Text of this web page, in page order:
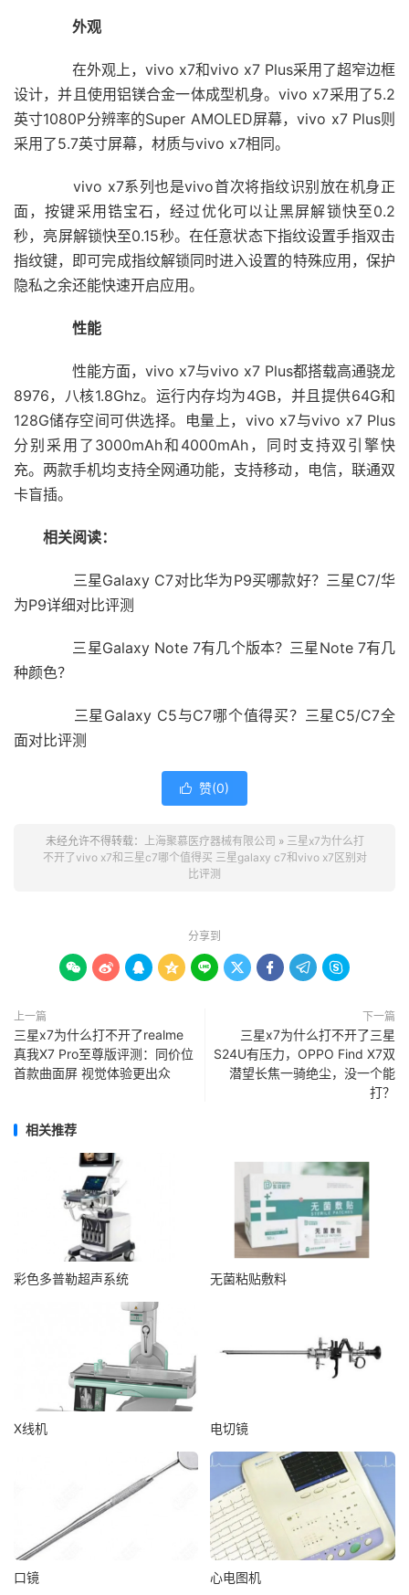
外观
在外观上，vivo x7和vivo x7 Plus采用了超窄边框
设计，并且使用铝镁合金一体成型机身。vivo x7采用了5.2
英寸1080P分辨率的Super AMOLED屏幕，vivo x7 Plus则
采用了5.7英寸屏幕，材质与vivo x7相同。
vivo x7系列也是vivo首次将指纹识别放在机身正
面，按键采用锆宝石，经过优化可以让黑屏解锁快至0.2
秒，亮屏解锁快至0.15秒。在任意状态下指纹设置手指双击
指纹键，即可完成指纹解锁同时进入设置的特殊应用，保护
隐私之余还能快速开启应用。
性能
性能方面，vivo x7与vivo x7 Plus都搭载高通骁龙
8976，八核1.8Ghz。运行内存均为4GB，并且提供64G和
128G储存空间可供选择。电量上，vivo x7与vivo x7 Plus
分别采用了3000mAh和4000mAh，同时支持双引擎快
充。两款手机均支持全网通功能，支持移动，电信，联通双
卡盲插。
相关阅读：
三星Galaxy C7对比华为P9买哪款好？三星C7/华
为P9详细对比评测
三星Galaxy Note 7有几个版本？三星Note 7有几
种颜色？
三星Galaxy C5与C7哪个值得买？三星C5/C7全
面对比评测
 赞(0)
未经允许不得转载： 上海聚慕医疗器械有限公司 » 三星x7为什么打
不开了vivo x7和三星c7哪个值得买 三星galaxy c7和vivo x7区别对
比评测
分享到
        
上一篇
三星x7为什么打不开了realme
真我X7 Pro至尊版评测：同价位
首款曲面屏 视觉体验更出众
下一篇
三星x7为什么打不开了三星
S24U有压力，OPPO Find X7双
潜望长焦一骑绝尘，没一个能
打？
相关推荐
彩色多普勒超声系统 无菌粘贴敷料
X线机 电切镜
口镜 心电图机